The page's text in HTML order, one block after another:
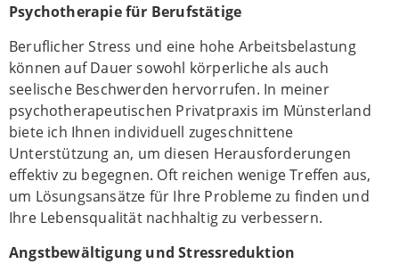
Psychotherapie für Berufstätige
Beruflicher Stress und eine hohe Arbeitsbelastung
können auf Dauer sowohl körperliche als auch
seelische Beschwerden hervorrufen. In meiner
psychotherapeutischen Privatpraxis im Münsterland
biete ich Ihnen individuell zugeschnittene
Unterstützung an, um diesen Herausforderungen
effektiv zu begegnen. Oft reichen wenige Treffen aus,
um Lösungsansätze für Ihre Probleme zu finden und
Ihre Lebensqualität nachhaltig zu verbessern.
Angstbewältigung und Stressreduktion